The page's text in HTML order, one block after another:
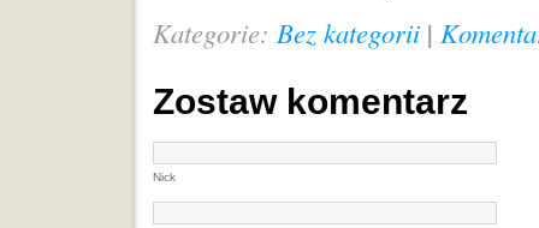
Kategorie: Bez kategorii |
Zostaw komentarz
Nick